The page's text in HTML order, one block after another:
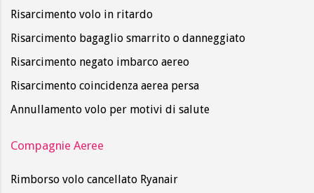
Risarcimento volo in ritardo
Risarcimento bagaglio smarrito o danneggiato
Risarcimento negato imbarco aereo
Risarcimento coincidenza aerea persa
Annullamento volo per motivi di salute
Compagnie Aeree
Rimborso volo cancellato Ryanair